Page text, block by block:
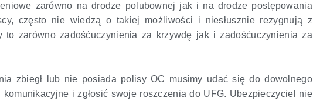
zarówno na drodze polubownej jak i na drodze postępowania
często nie wiedzą o takiej możliwości i niesłusznie rezygnują z
to zarówno zadośćuczynienia za krzywdę jak i zadośćuczynienia za
zbiegł lub nie posiada polisy OC musimy udać się do dowolnego
i zgłosić swoje roszczenia do UFG. Ubezpieczyciel nie